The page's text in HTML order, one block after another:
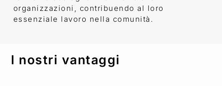
organizzazioni, contribuendo al loro
essenziale lavoro nella comunità.
I nostri vantaggi